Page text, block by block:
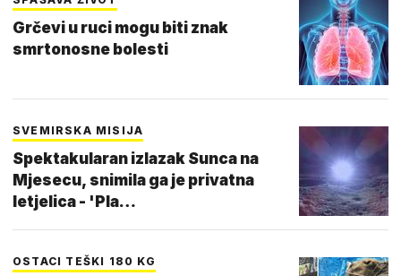
Grčevi u ruci mogu biti znak
smrtonosne bolesti
SVEMIRSKA MISIJA
Spektakularan izlazak Sunca na
Mjesecu, snimila ga je privatna
letjelica - 'Pla…
OSTACI TEŠKI 180 KG